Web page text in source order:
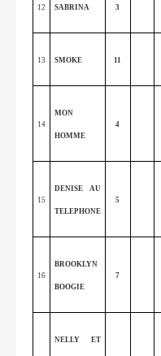
12 SABRINA 3
13 SMOKE 11
14
MON
HOMME
4
15
DENISE AU
TELEPHONE
5
16
BROOKLYN
BOOGIE
7
NELLY ET